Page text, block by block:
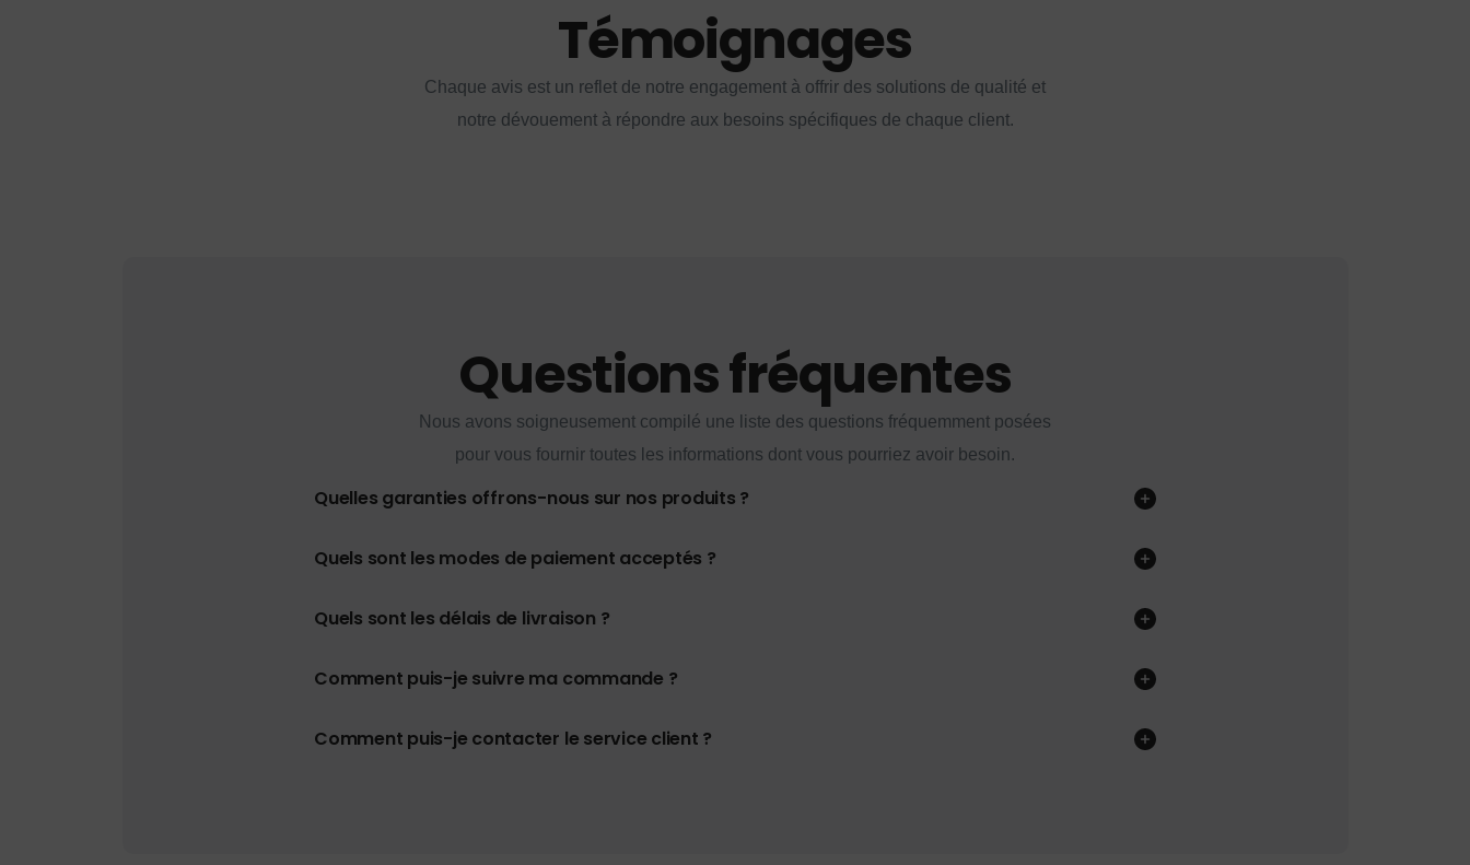
Témoignages
Chaque avis est un reflet de notre engagement à offrir des solutions de qualité et
notre dévouement à répondre aux besoins spécifiques de chaque client.
Questions fréquentes
Nous avons soigneusement compilé une liste des questions fréquemment posées
pour vous fournir toutes les informations dont vous pourriez avoir besoin.
Quelles garanties offrons-nous sur nos produits ?
Quels sont les modes de paiement acceptés ?
Quels sont les délais de livraison ?
Comment puis-je suivre ma commande ?
Comment puis-je contacter le service client ?